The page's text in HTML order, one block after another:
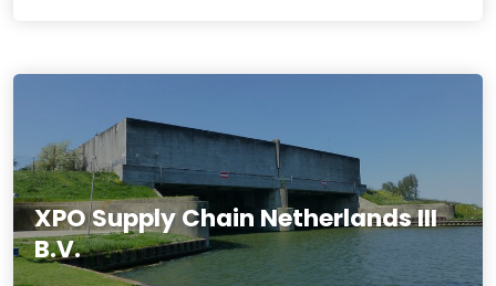
XPO Supply Chain Netherlands III
B.V.